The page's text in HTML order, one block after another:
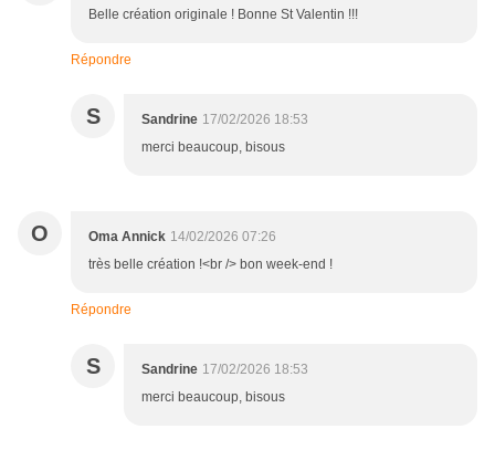
Belle création originale ! Bonne St Valentin !!!
Répondre
S Sandrine 17/02/2026 18:53
merci beaucoup, bisous
O Oma Annick 14/02/2026 07:26
très belle création !<br /> bon week-end !
Répondre
S Sandrine 17/02/2026 18:53
merci beaucoup, bisous